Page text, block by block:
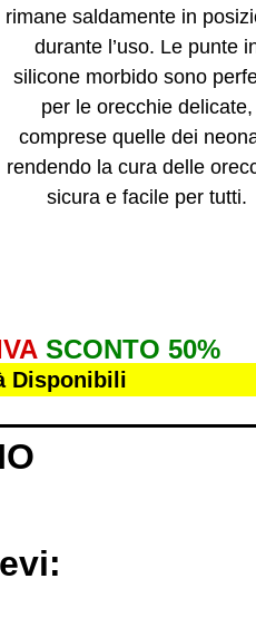
rimane saldamente in
durante l’uso. Le punte
silicone morbido sono
per le orecchie delicate,
comprese quelle dei
rendendo la cura delle
sicura e facile per tutti.
SCONTO 50%
Disponibili